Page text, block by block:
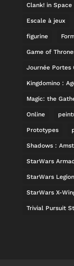
Clank! in Space
Escale à jeux
figurine
Game of
Journée Portes
Kingdomino :
Magic: the
Online
Prototypes
Shadows :
StarWars
StarWars Legion
StarWars X-
Trivial Pursuit